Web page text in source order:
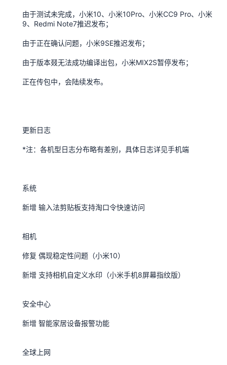
由于测试未完成，小米10、小米10Pro、小米CC9 Pro、小米
9、Redmi Note7推迟发布；
由于正在确认问题，小米9SE推迟发布；
由于版本叕无法成功编译出包，小米MIX2S暂停发布；
正在传包中，会陆续发布。
更新日志
*注：各机型日志分布略有差别，具体日志详见手机端
系统
新增 输入法剪贴板支持淘口令快速访问
相机
修复 偶现稳定性问题（小米10）
新增 支持相机自定义水印（小米手机8屏幕指纹版）
安全中心
新增 智能家居设备报警功能
全球上网